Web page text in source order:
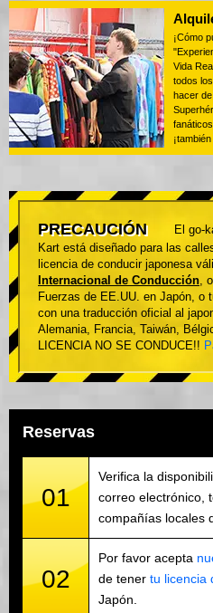
¡Cómo
Vida
todos
hacer
PRECAUCIÓN
El go-
Kart está diseñado para las
licencia de conducir japonesa
Internacional de Conducción,
Fuerzas de EE.UU. en Japón, o
con una traducción oficial al
Alemania, Francia, Taiwán,
LICENCIA NO SE CONDUCE!!
Reservas
01
Verifica la
correo electrónico,
compañías locales
02
Por favor acepta
de tener tu licencia
Japón.